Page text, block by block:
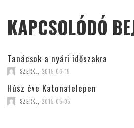
KAPCSOLÓDÓ
Tanácsok a nyári időszakra
SZERK. 2015-06-15
Húsz éve Katonatelepen
SZERK. 2015-05-05